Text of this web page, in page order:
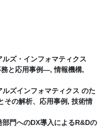
ズ・インフォマティクス
と応用事例―, 情報機構,
ズインフォマティクス のた
その解析、応用事例, 技術情
門へのDX導入によるR&Dの